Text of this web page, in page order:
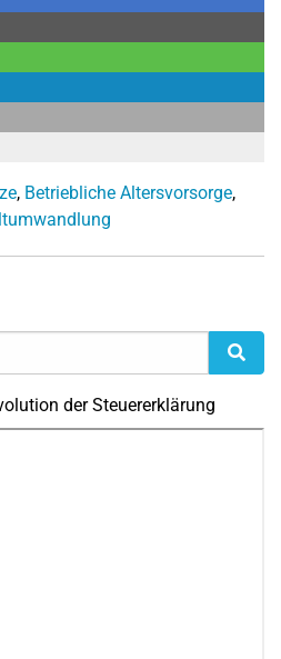
, Betriebliche Altersvorsorge,
der Steuererklärung